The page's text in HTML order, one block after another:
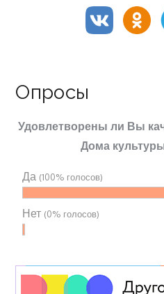
Опросы
Удовлетворены ли Вы
Дома
Да (100% голосов)
Нет (0% голосов)